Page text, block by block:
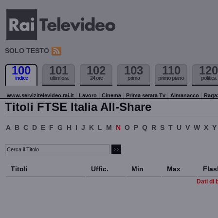
SOLO TESTO
100
indice
101
ultim'ora
102
24 ore
103
prima
110
primo piano
120
politica
www.servizitelevideo.rai.it Lavoro Cinema Prima serata Tv Almanacco
Titoli FTSE Italia All-Share
A B C D E F G H I J K L M N O P Q R S T U V W X Y
Titoli Uffic. Min Max
Dati di